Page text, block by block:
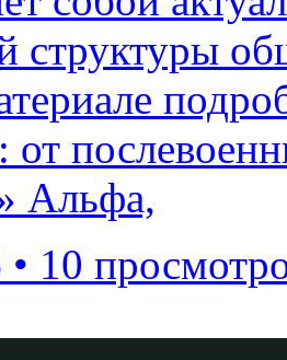
структуры
от
Альфа,
• 10